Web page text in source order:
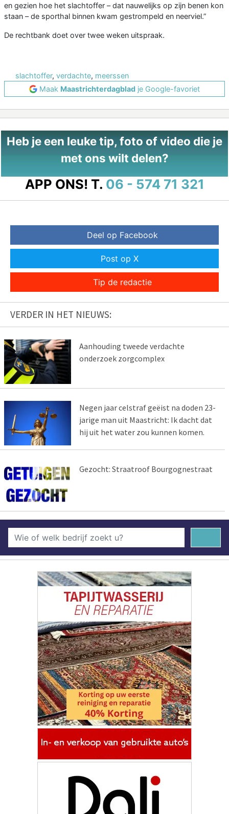
en gezien hoe het slachtoffer – dat nauwelijks op zijn benen kon
staan – de sporthal binnen kwam gestrompeld en neerviel.”
De rechtbank doet over twee weken uitspraak.
slachtoffer, verdachte, meerssen
Maak Maastrichterdagblad je Google-favoriet
Heb je een leuke tip, foto of video die je
met ons wilt delen?
APP ONS! T. 06 - 574 71 321
Deel op Facebook
Post op X
Tip de redactie
VERDER IN HET NIEUWS:
Aanhouding tweede verdachte
onderzoek zorgcomplex
Negen jaar celstraf geëist na doden 23-
jarige man uit Maastricht: Ik dacht dat
hij uit het water zou kunnen komen.
Gezocht: Straatroof Bourgognestraat